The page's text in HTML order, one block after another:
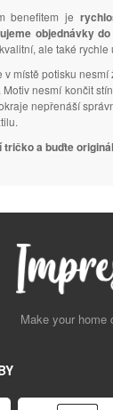
benefitem je
objednávky
ale také rychle
v místě potisku
Motiv nesmí končit
nepřenáší
tričko a buďte
Make your home